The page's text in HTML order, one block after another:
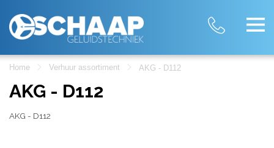
Home Verhuur assortiment AKG - D112
AKG - D112
AKG - D112